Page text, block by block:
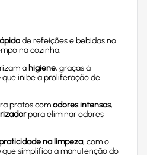
de refeições e bebidas no
na cozinha.
a higiene, graças à
que inibe a proliferação de
pratos comodores intensos,
para eliminar odores
na limpeza, com o
que simplifica a manutenção do